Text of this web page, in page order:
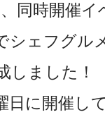
同時開催イ
シェフグル
しました！
日に開催し